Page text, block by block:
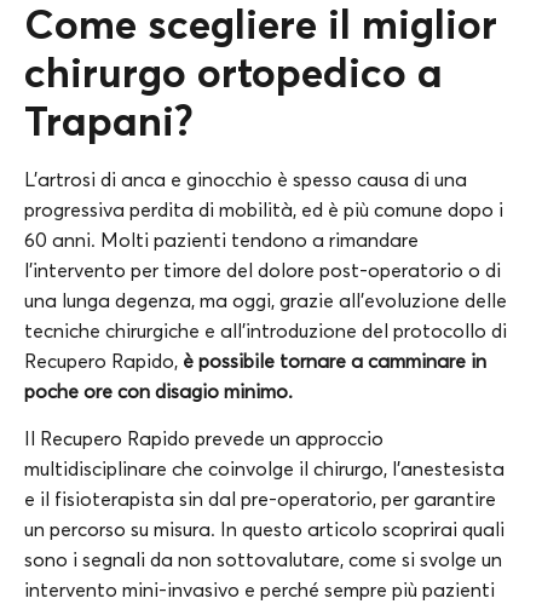
Come scegliere il miglior
chirurgo ortopedico a
Trapani?
L’artrosi di anca e ginocchio è spesso causa di una
progressiva perdita di mobilità, ed è più comune dopo i
60 anni. Molti pazienti tendono a rimandare
l’intervento per timore del dolore post-operatorio o di
una lunga degenza, ma oggi, grazie all’evoluzione delle
tecniche chirurgiche e all’introduzione del protocollo di
Recupero Rapido, è possibile tornare a camminare in
poche ore con disagio minimo.
Il Recupero Rapido prevede un approccio
multidisciplinare che coinvolge il chirurgo, l’anestesista
e il fisioterapista sin dal pre-operatorio, per garantire
un percorso su misura. In questo articolo scoprirai quali
sono i segnali da non sottovalutare, come si svolge un
intervento mini-invasivo e perché sempre più pazienti